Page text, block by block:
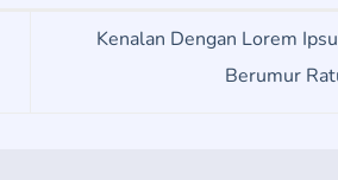
Kenalan Dengan Lorem
Berumur